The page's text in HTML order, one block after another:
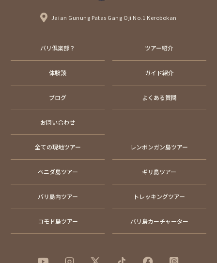
Jaian Gunung Patas Gang Oji No.1 Kerobokan
バリ倶楽部？ ツアー紹介
体験談 ガイド紹介
ブログ よくある質問
お問い合わせ
全ての現地ツアー レンボンガン島ツアー
ペニダ島ツアー ギリ島ツアー
バリ島内ツアー トレッキングツアー
コモド島ツアー バリ島カーチャーター